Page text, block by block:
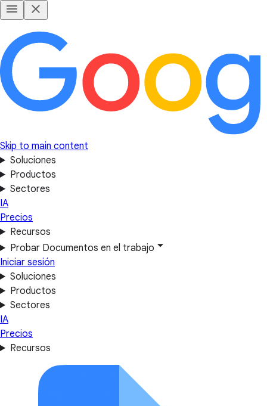
Skip to main content
Soluciones
Productos
Sectores
IA
Precios
Recursos
Probar Documentos en el trabajo
Iniciar sesión
Soluciones
Productos
Sectores
IA
Precios
Recursos